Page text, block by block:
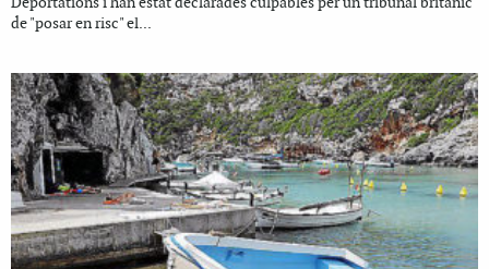
de "posar en risc" el...